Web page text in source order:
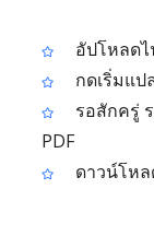
อัปโหลด
กดเริ่มแป
รอสักครู่
PDF
ดาวน์โหล